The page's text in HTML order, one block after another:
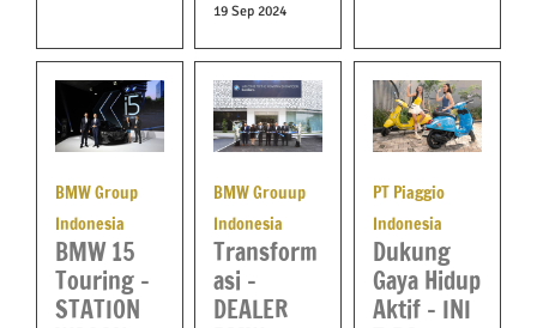
19 Sep 2024
BMW Group
Indonesia
BMW 15
Touring –
STATION
BMW Grouup
Indonesia
Transform
asi –
DEALER
PT Piaggio
Indonesia
Dukung
Gaya Hidup
Aktif – INI